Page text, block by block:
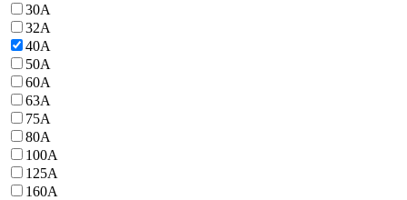
30А
32А
40А
50А
60А
63А
75А
80А
100А
125А
160А